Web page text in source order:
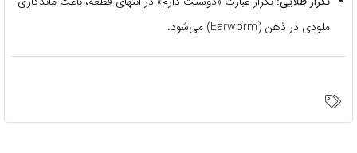
ملودی در ذهن (Earworm) می‌شود.